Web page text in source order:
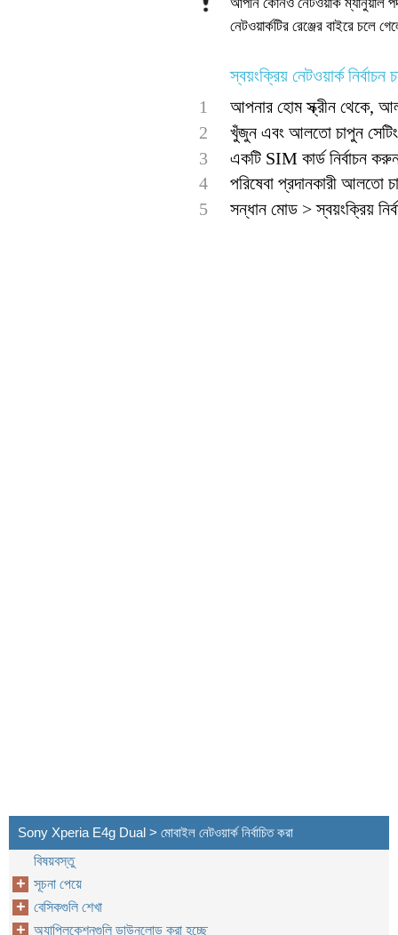
নেটওয়ার্কটির রেঞ্জের বাইরে চলে
স্বয়ংক্রিয় নেটওয়ার্ক নির্বাচন
1
আপনার হোম স্ক্রীন থেকে,
2
খুঁজুন এবং আলতো চাপুন
3
একটি SIM কার্ড নির্বাচন
4
পরিষেবা প্রদানকারী আলতো
5
সন্ধান মোড > স্বয়ংক্রিয়
Sony Xperia E4g Dual > মোবাইল নেটওয়ার্ক নির্বাচিত করা
বিষয়বস্তু
সূচনা পেয়ে
বেসিকগুলি শেখা
অ্যাপ্লিকেশনগুলি ডাউনলোড করা হচ্ছে